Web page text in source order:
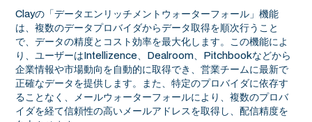
Clayの「データエンリッチメントウォーターフォール」機能
は、複数のデータプロバイダからデータ取得を順次行うこと
で、データの精度とコスト効率を最大化します。この機能によ
り、ユーザーはIntellizence、Dealroom、Pitchbookなどから
企業情報や市場動向を自動的に取得でき、営業チームに最新で
正確なデータを提供します。また、特定のプロバイダに依存す
ることなく、メールウォーターフォールにより、複数のプロバ
イダを経て信頼性の高いメールアドレスを取得し、配信精度を